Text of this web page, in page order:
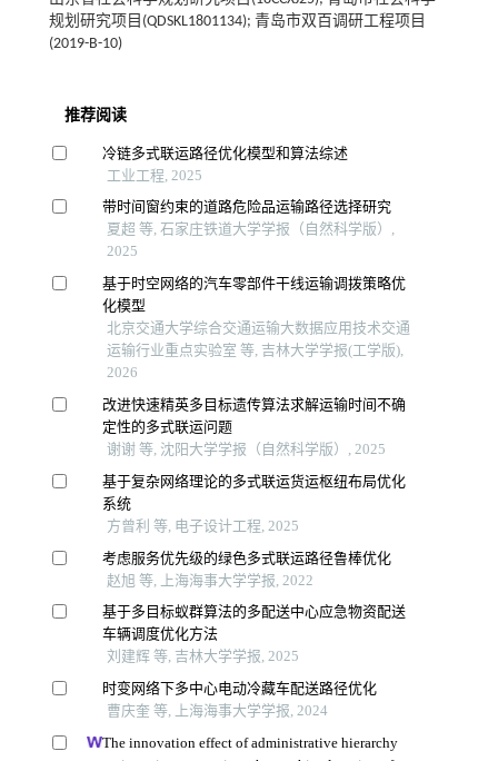
规划研究项目(QDSKL1801134); 青岛市双百调研工程项目
(2019-B-10)